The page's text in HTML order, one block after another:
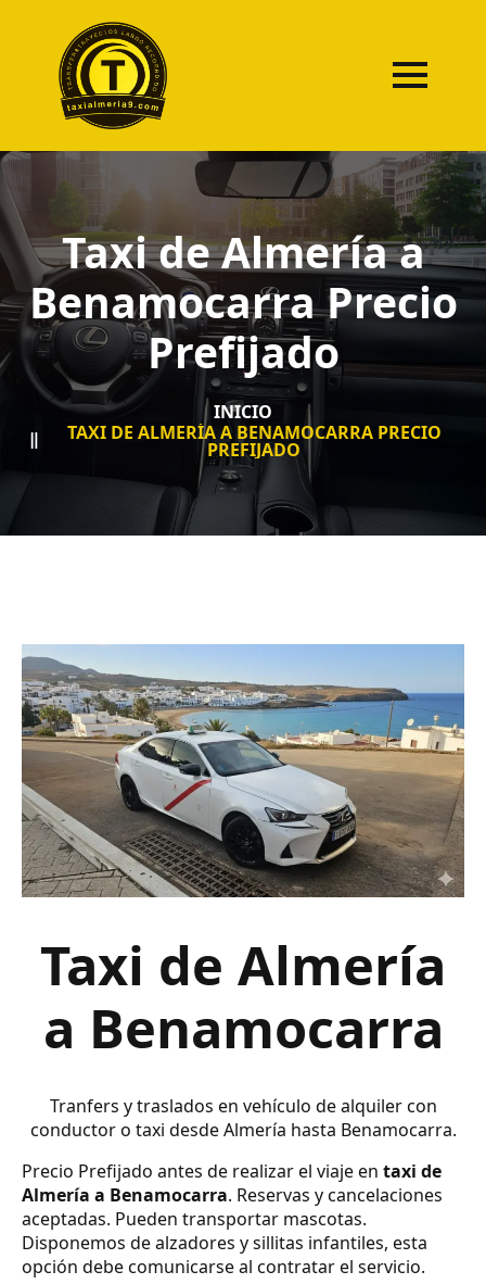
Taxi de Almería a
Benamocarra Precio
Prefijado
INICIO
TAXI DE ALMERÍA A BENAMOCARRA PRECIO
PREFIJADO
Taxi de Almería
a Benamocarra
Tranfers y traslados en vehículo de alquiler con
conductor o taxi desde Almería hasta Benamocarra.
Precio Prefijado antes de realizar el viaje en taxi de
Almería a Benamocarra. Reservas y cancelaciones
aceptadas. Pueden transportar mascotas.
Disponemos de alzadores y sillitas infantiles, esta
opción debe comunicarse al contratar el servicio.